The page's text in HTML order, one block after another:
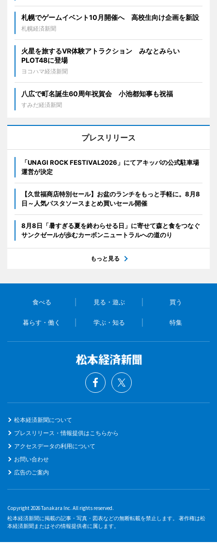
札幌でゲームイベント10月開催へ 高校生向け企画を新設
札幌経済新聞
火星を旅するVR体験アトラクション みなとみらい
PLOT48に登場
ヨコハマ経済新聞
八広で町名誕生60周年祝賀会 小池都知事も祝福
すみだ経済新聞
プレスリリース
「UNAGI ROCK FESTIVAL2026」にてアキッパの公式駐車場
運営が決定
【久世福商店特別セール】お盆のランチをもっと手軽に。8月8
日～人気パスタソースまとめ買いセール開催
8月8日「暑すぎる夏を終わらせる日」に寄せて森と食をつなぐ
サンクゼールが歩むカーボンニュートラルへの道のり
もっと見る
食べる 見る・遊ぶ 買う
暮らす・働く 学ぶ・知る 特集
松本経済新聞について
プレスリリース・情報提供はこちらから
アクセスデータの利用について
お問い合わせ
広告のご案内
Copyright 2026 Tanakara Inc. All rights reserved.
松本経済新聞に掲載の記事・写真・図表などの無断転載を禁止します。 著作権は松
本経済新聞またはその情報提供者に属します。